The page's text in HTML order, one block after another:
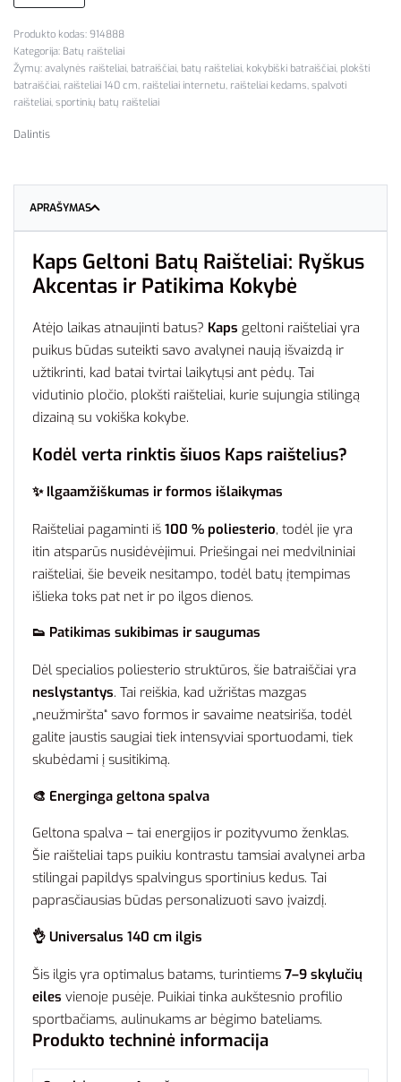
914888
Kategorija: Batų raišteliai
Žymų: avalynės raišteliai, batraiščiai, batų raišteliai, kokybiški batraiščiai, plokšti
batraiščiai, raišteliai 140 cm, raišteliai internetu, raišteliai kedams, spalvoti
raišteliai, sportinių batų raišteliai
Dalintis
APRAŠYMAS
Kaps Geltoni Batų Raišteliai: Ryškus
Akcentas ir Patikima Kokybė
Atėjo laikas atnaujinti batus? Kaps geltoni raišteliai yra
puikus būdas suteikti savo avalynei naują išvaizdą ir
užtikrinti, kad batai tvirtai laikytųsi ant pėdų. Tai
vidutinio pločio, plokšti raišteliai, kurie sujungia stilingą
dizainą su vokiška kokybe.
Kodėl verta rinktis šiuos Kaps raištelius?
✨ Ilgaamžiškumas ir formos išlaikymas
Raišteliai pagaminti iš 100 % poliesterio, todėl jie yra
itin atsparūs nusidėvėjimui. Priešingai nei medvilniniai
raišteliai, šie beveik nesitampo, todėl batų įtempimas
išlieka toks pat net ir po ilgos dienos.
👟 Patikimas sukibimas ir saugumas
Dėl specialios poliesterio struktūros, šie batraiščiai yra
neslystantys. Tai reiškia, kad užrištas mazgas
„neužmiršta“ savo formos ir savaime neatsiriša, todėl
galite jaustis saugiai tiek intensyviai sportuodami, tiek
skubėdami į susitikimą.
🎨 Energinga geltona spalva
Geltona spalva – tai energijos ir pozityvumo ženklas.
Šie raišteliai taps puikiu kontrastu tamsiai avalynei arba
stilingai papildys spalvingus sportinius kedus. Tai
paprasčiausias būdas personalizuoti savo įvaizdį.
👌 Universalus 140 cm ilgis
Šis ilgis yra optimalus batams, turintiems 7–9 skylučių
eiles vienoje pusėje. Puikiai tinka aukštesnio profilio
sportbačiams, aulinukams ar bėgimo bateliams.
Produkto techninė informacija